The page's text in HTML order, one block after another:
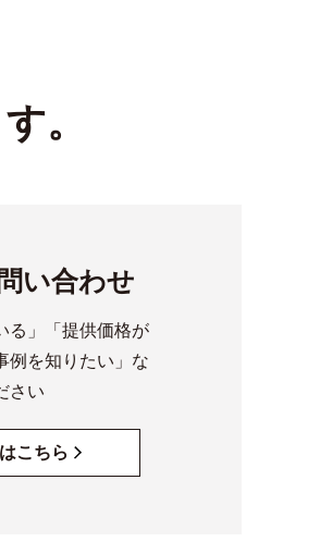
。
い合わせ
る」「提供価格が
例を知りたい」な
さい
こちら